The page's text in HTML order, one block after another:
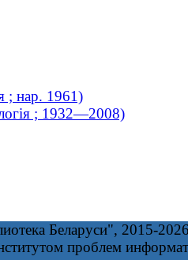
; нар. 1961)
; 1932—2008)
Беларуси", 2015-2026
проблем